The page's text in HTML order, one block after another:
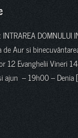
DOMNULUI
Aur si
12 Evanghelii Vineri
ajun – 19h00 – Denia